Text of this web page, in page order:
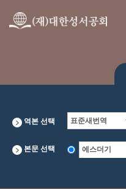
역본 선택
본문 선택